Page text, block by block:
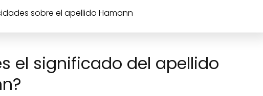
sobre el apellido Hamann
el significado del apellido